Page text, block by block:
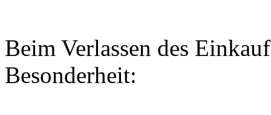
Beim Verlassen des
Besonderheit: